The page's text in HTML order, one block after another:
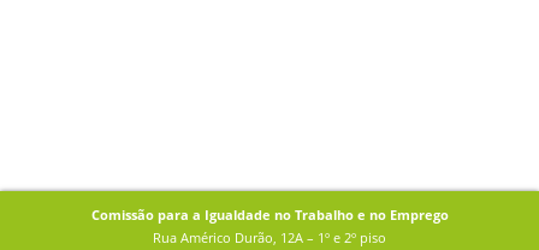
Comissão para a Igualdade no Trabalho e no Emprego
Rua Américo Durão, 12A – 1º e 2º piso